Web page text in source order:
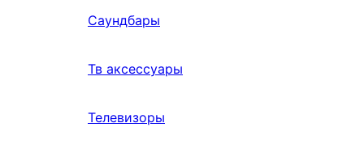
Саундбары
Тв аксессуары
Телевизоры